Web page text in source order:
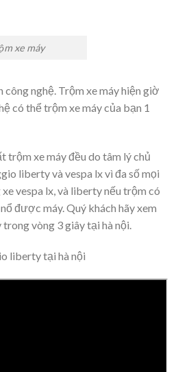
xe máy
nghệ. Trộm xe máy hiện giờ
có thể trộm xe máy của bạn 1
xe máy đều do tâm lý chủ
liberty và vespa lx vì đa số mọi
vespa lx, và liberty nếu trộm có
được máy. Quý khách hãy xem
vòng 3 giây tại hà nội.
liberty tại hà nội